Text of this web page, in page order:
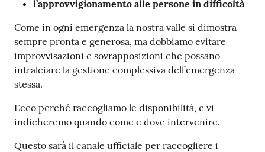
l’approvvigionamento alle persone in difficoltà
Come in ogni emergenza la nostra valle si dimostra
sempre pronta e generosa, ma dobbiamo evitare
improvvisazioni e sovrapposizioni che possano
intralciare la gestione complessiva dell’emergenza
stessa.
Ecco perché raccogliamo le disponibilità, e vi
indicheremo quando come e dove intervenire.
Questo sarà il canale ufficiale per raccogliere i